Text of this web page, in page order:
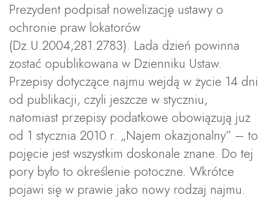
Prezydent podpisał nowelizację ustawy o
ochronie praw lokatorów
(Dz.U.2004,281.2783). Lada dzień powinna
zostać opublikowana w Dzienniku Ustaw.
Przepisy dotyczące najmu wejdą w życie 14 dni
od publikacji, czyli jeszcze w styczniu,
natomiast przepisy podatkowe obowiązują już
od 1 stycznia 2010 r. „Najem okazjonalny” – to
pojęcie jest wszystkim doskonale znane. Do tej
pory było to określenie potoczne. Wkrótce
pojawi się w prawie jako nowy rodzaj najmu.